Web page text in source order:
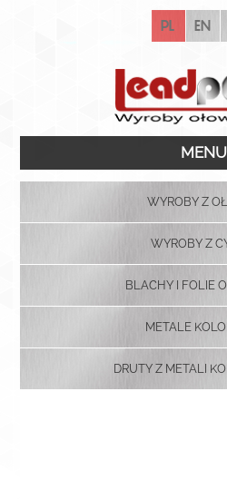
pl en
MENU
WYROBY Z
WYROBY Z
BLACHY I FOLIE
METALE
DRUTY Z METALI